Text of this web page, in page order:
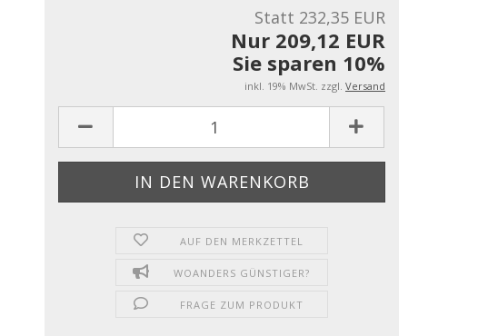
Statt 232,35 EUR
Nur 209,12 EUR
Sie sparen 10%
inkl. 19% MwSt. zzgl. Versand
AUF DEN MERKZETTEL
WOANDERS GÜNSTIGER?
FRAGE ZUM PRODUKT